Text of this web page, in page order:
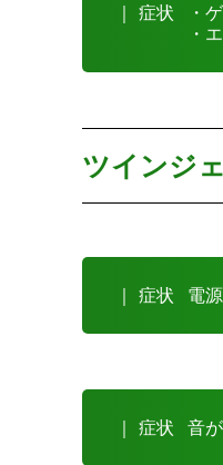
｜ 症状
・
・
ツインジ
｜ 症状 電
｜ 症状 音